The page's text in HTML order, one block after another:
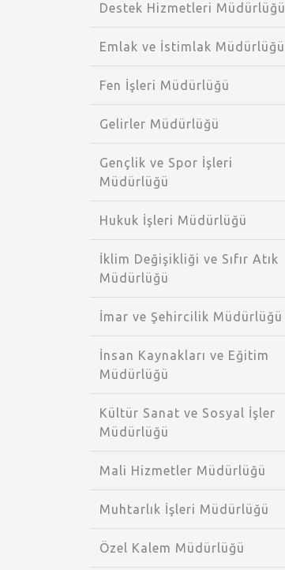
Meclis Gündemi
Faliyet Raporları
Stratejik Plan
Destek Hizmetleri Müdürlüğü
Emlak ve İstimlak Müdürlüğü
Fen İşleri Müdürlüğü
Gelirler Müdürlüğü
Gençlik ve Spor İşleri
Müdürlüğü
Hukuk İşleri Müdürlüğü
İklim Değişikliği ve Sıfır Atık
Müdürlüğü
İmar ve Şehircilik Müdürlüğü
İnsan Kaynakları ve Eğitim
Müdürlüğü
Kültür Sanat ve Sosyal İşler
Müdürlüğü
Mali Hizmetler Müdürlüğü
Muhtarlık İşleri Müdürlüğü
Özel Kalem Müdürlüğü